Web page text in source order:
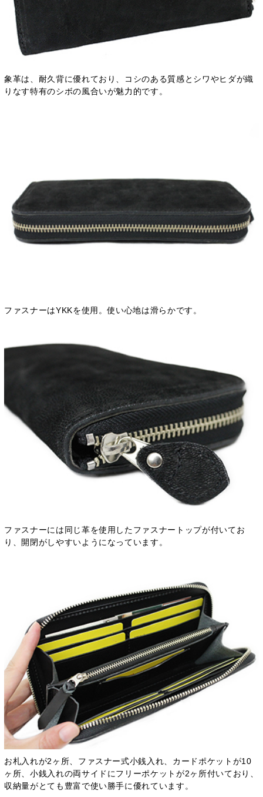
象革は、耐久背に優れており、コシのある質感とシワやヒダが織
りなす特有のシボの風合いが魅力的です。
ファスナーはYKKを使用。使い心地は滑らかです。
ファスナーには同じ革を使用したファスナートップが付いてお
り、開閉がしやすいようになっています。
お札入れが2ヶ所、ファスナー式小銭入れ、カードポケットが10
ヶ所、小銭入れの両サイドにフリーポケットが2ヶ所付いており、
収納量がとても豊富で使い勝手に優れています。